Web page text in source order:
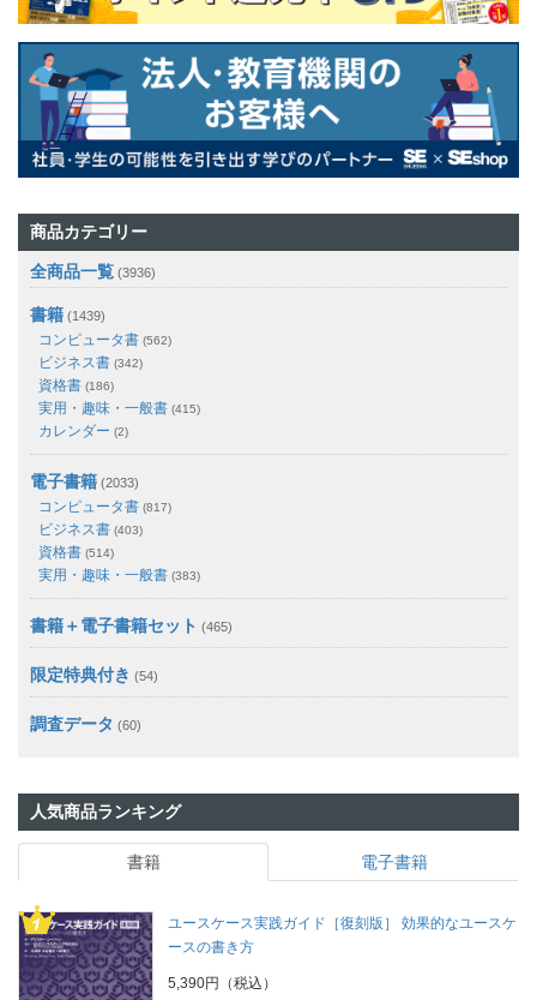
商品カテゴリー
全商品一覧 (3936)
書籍 (1439)
コンピュータ書 (562)
ビジネス書 (342)
資格書 (186)
実用・趣味・一般書 (415)
カレンダー (2)
電子書籍 (2033)
コンピュータ書 (817)
ビジネス書 (403)
資格書 (514)
実用・趣味・一般書 (383)
書籍＋電子書籍セット (465)
限定特典付き (54)
調査データ (60)
人気商品ランキング
書籍 電子書籍
ユースケース実践ガイド［復刻版］ 効果的なユースケ
ースの書き方
5,390円（税込）